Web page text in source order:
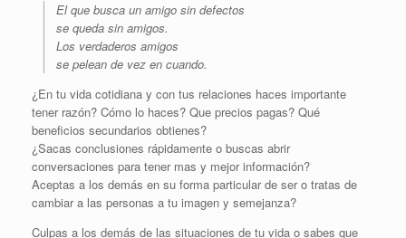
El que busca un amigo sin defectos
se queda sin amigos.
Los verdaderos amigos
se pelean de vez en cuando.
¿En tu vida cotidiana y con tus relaciones haces importante
tener razón? Cómo lo haces? Que precios pagas? Qué
beneficios secundarios obtienes?
¿Sacas conclusiones rápidamente o buscas abrir
conversaciones para tener mas y mejor información?
Aceptas a los demás en su forma particular de ser o tratas de
cambiar a las personas a tu imagen y semejanza?
Culpas a los demás de las situaciones de tu vida o sabes que